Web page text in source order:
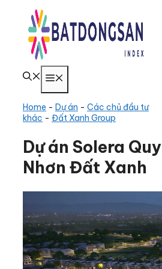
Chuyển
Home - Dự án - Các chủ đầu tư
khác - Đất Xanh Group
Dự án Solera Quy
Nhơn Đất Xanh